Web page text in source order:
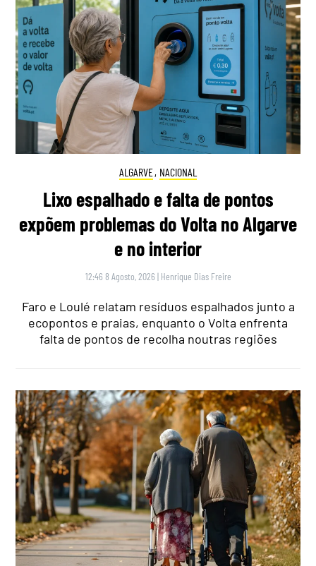
ALGARVE, NACIONAL
Lixo espalhado e falta de pontos
expõem problemas do Volta no Algarve
e no interior
12:46 8 Agosto, 2026 | Henrique Dias Freire
Faro e Loulé relatam resíduos espalhados junto a
ecopontos e praias, enquanto o Volta enfrenta
falta de pontos de recolha noutras regiões